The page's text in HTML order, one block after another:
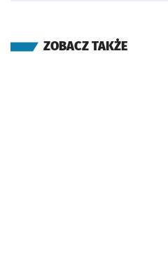
ZOBACZ TAKŻE